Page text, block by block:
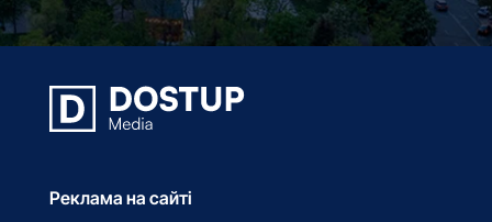
Реклама на сайті